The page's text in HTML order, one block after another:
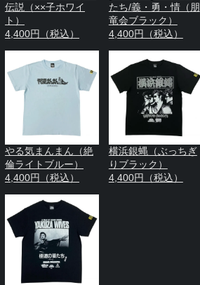
伝説（××子ホワイ
ト）
4,400円（税込）
たち/義・勇・情（朋
竜会ブラック）
4,400円（税込）
やる気まんまん（絶
倫ライトブルー）
4,400円（税込）
横浜銀蝿（ぶっちぎ
りブラック）
4,400円（税込）